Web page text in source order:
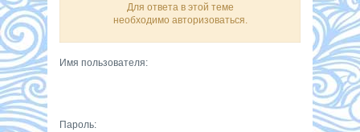
Для ответа в этой теме
необходимо авторизоваться.
Имя пользователя:
Пароль: